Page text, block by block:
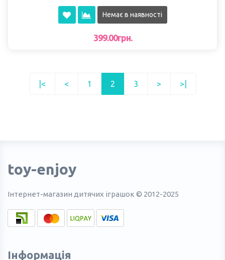
Немає в наявності
399.00грн.
|< < 1 2 3 > >|
toy-enjoy
Інтернет-магазин дитячих іграшок © 2012-2025
Інформація